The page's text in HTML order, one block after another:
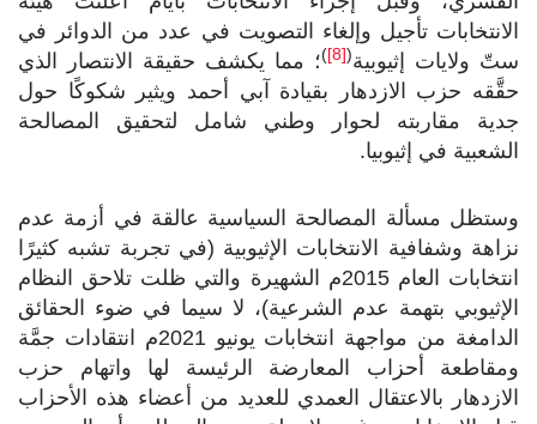
الانتخابات تأجيل وإلغاء التصويت في عدد من الدوائر في
ستّ ولايات إثيوبية(
[8]
)؛ مما يكشف حقيقة الانتصار الذي
حقَّقه حزب الازدهار بقيادة آبي أحمد ويثير شكوكًا حول
جدية مقاربته لحوار وطني شامل لتحقيق المصالحة
الشعبية في إثيوبيا.
وستظل مسألة المصالحة السياسية عالقة في أزمة عدم
نزاهة وشفافية الانتخابات الإثيوبية (في تجربة تشبه كثيرًا
انتخابات العام 2015م الشهيرة والتي ظلت تلاحق النظام
الإثيوبي بتهمة عدم الشرعية)، لا سيما في ضوء الحقائق
الدامغة من مواجهة انتخابات يونيو 2021م انتقادات جمَّة
ومقاطعة أحزاب المعارضة الرئيسة لها واتهام حزب
الازدهار بالاعتقال العمدي للعديد من أعضاء هذه الأحزاب